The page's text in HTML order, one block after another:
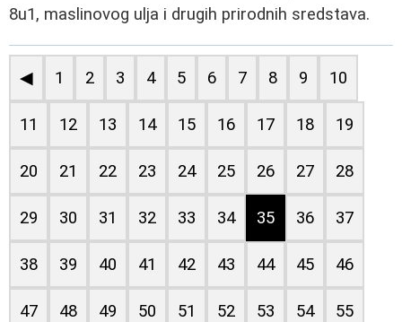
8u1, maslinovog ulja i drugih prirodnih sredstava.
◀ 1 2 3 4 5 6 7 8 9 10
11 12 13 14 15 16 17 18 19
20 21 22 23 24 25 26 27 28
29 30 31 32 33 34 35 36 37
38 39 40 41 42 43 44 45 46
47 48 49 50 51 52 53 54 55